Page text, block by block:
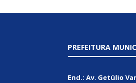
PREFEITURA
End.: Av. Getúlio